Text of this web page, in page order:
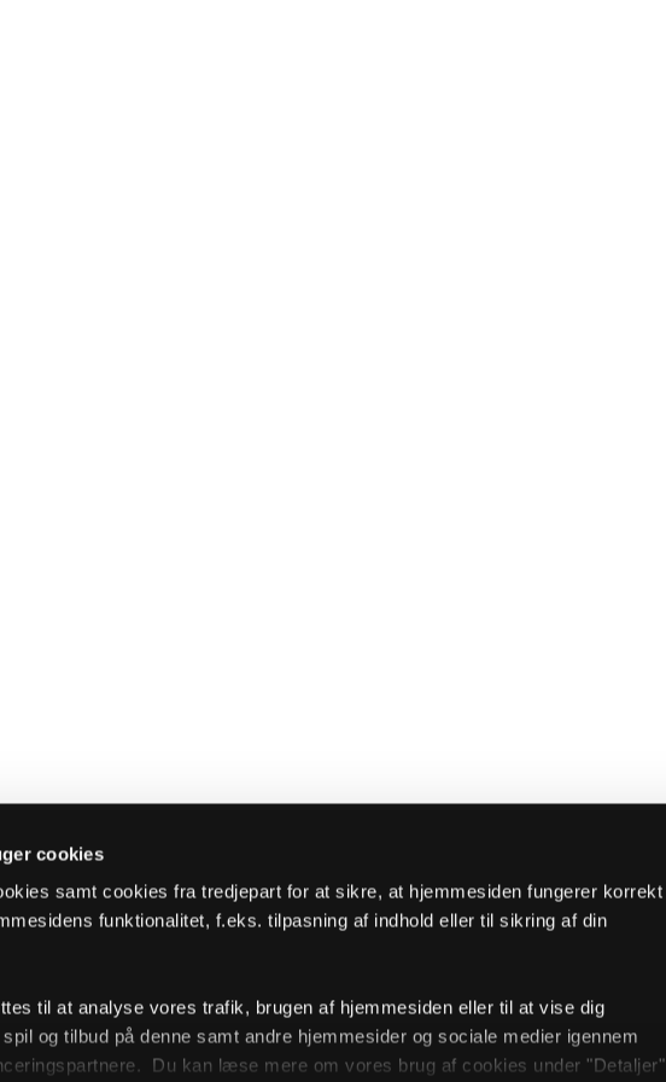
cookies
samt cookies fra tredjepart for at sikre, at hjemmesiden fungerer korrekt
funktionalitet, f.eks. tilpasning af indhold eller til sikring af din
til at analyse vores trafik, brugen af hjemmesiden eller til at vise dig
og tilbud på denne samt andre hjemmesider og sociale medier igennem
Du kan læse mere om vores brug af cookies under "Detaljer"